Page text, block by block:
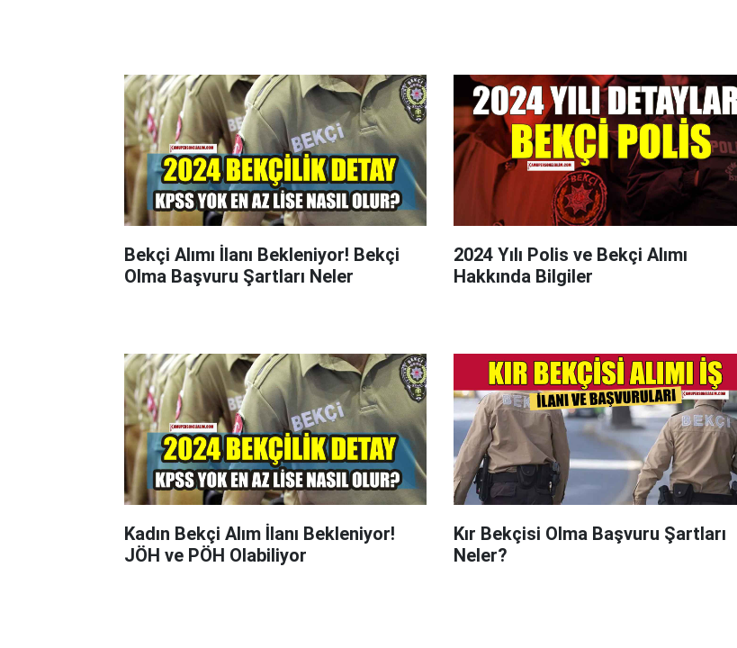
Bekçi Alımı İlanı Bekleniyor! Bekçi
Olma Başvuru Şartları Neler
2024 Yılı Polis ve Bekçi Alımı
Hakkında Bilgiler
Kadın Bekçi Alım İlanı Bekleniyor!
JÖH ve PÖH Olabiliyor
Kır Bekçisi Olma Başvuru Şartları
Neler?